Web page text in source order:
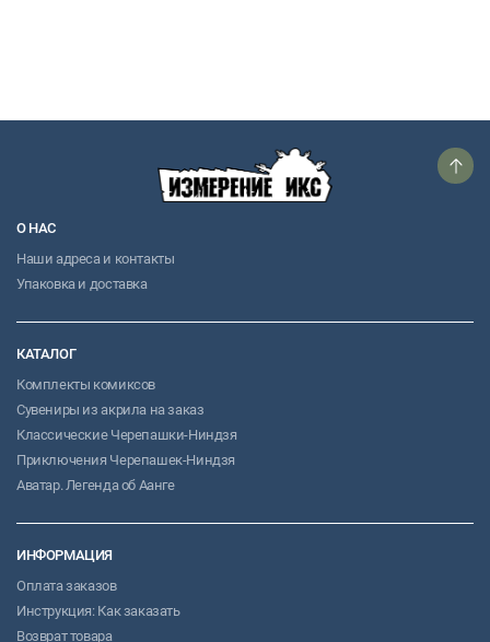
О НАС
Наши адреса и контакты
Упаковка и доставка
КАТАЛОГ
Комплекты комиксов
Сувениры из акрила на заказ
Классические Черепашки-Ниндзя
Приключения Черепашек-Ниндзя
Аватар. Легенда об Аанге
ИНФОРМАЦИЯ
Оплата заказов
Инструкция: Как заказать
Возврат товара